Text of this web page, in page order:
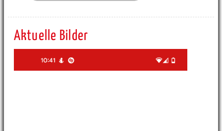
Aktuelle Bilder